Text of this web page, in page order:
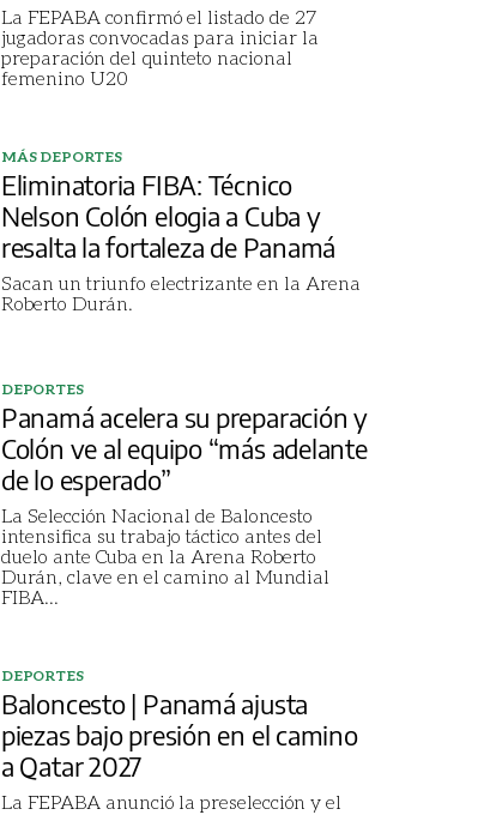
La FEPABA confirmó el listado de 27
jugadoras convocadas para iniciar la
preparación del quinteto nacional
femenino U20
MÁS DEPORTES
Eliminatoria FIBA: Técnico
Nelson Colón elogia a Cuba y
resalta la fortaleza de Panamá
Sacan un triunfo electrizante en la Arena
Roberto Durán.
DEPORTES
Panamá acelera su preparación y
Colón ve al equipo “más adelante
de lo esperado”
La Selección Nacional de Baloncesto
intensifica su trabajo táctico antes del
duelo ante Cuba en la Arena Roberto
Durán, clave en el camino al Mundial
FIBA...
DEPORTES
Baloncesto | Panamá ajusta
piezas bajo presión en el camino
a Qatar 2027
La FEPABA anunció la preselección y el